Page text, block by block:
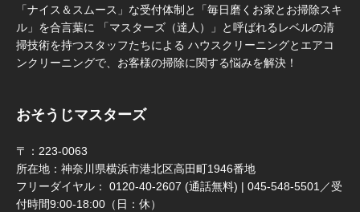
「ナイス＆スムース」な受付体制と「毎日磨くお家とお掃除スキ
ル」を合言葉に 「マスターズ（達人）」と呼ばれるレベルの清
掃技術を持つスタッフたちによる ハウスクリーニングとエアコ
ンクリーニングで、お客様の掃除に関する悩みを解決！
おそうじマスターズ
〒：223-0063
所在地：神奈川県横浜市港北区高田町1946番地
フリーダイヤル： 0120-40-2607 (通話無料) | 045-548-5501／受
付時間9:00-18:00（日：休）